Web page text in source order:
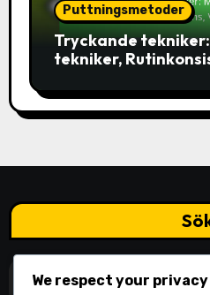
Puttningsmetoder
Tryckande
tekniker,
We respect your privacy